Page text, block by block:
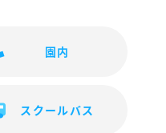
園内
スクールバス